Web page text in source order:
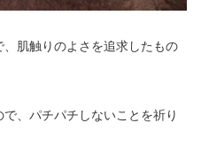
肌触りのよさを追求したもの
、パチパチしないことを祈り